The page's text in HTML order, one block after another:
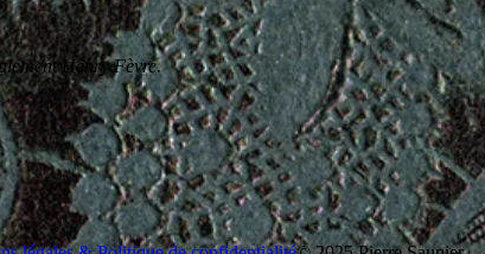
Henry Fèvre.